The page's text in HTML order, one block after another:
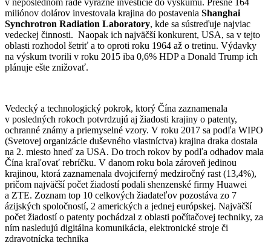
v neposlednom rade výrazné investície do výskumu. Presne 164
miliónov dolárov investovala krajina do postavenia Shanghai
Synchrotron Radiation Laboratory, kde sa sústreďuje najviac
vedeckej činnosti. Naopak ich najväčší konkurent, USA, sa v tejto
oblasti rozhodol šetriť a to oproti roku 1964 až o tretinu. Výdavky
na výskum tvorili v roku 2015 iba 0,6% HDP a Donald Trump ich
plánuje ešte znižovať.
Vedecký a technologický pokrok, ktorý Čína zaznamenala
v posledných rokoch potvrdzujú aj žiadosti krajiny o patenty,
ochranné známy a priemyselné vzory. V roku 2017 sa podľa WIPO
(Svetovej organizácie duševného vlastníctva) krajina draka dostala
na 2. miesto hneď za USA. Do troch rokov by podľa odhadov mala
Čína kraľovať rebríčku. V danom roku bola zároveň jedinou
krajinou, ktorá zaznamenala dvojciferný medziročný rast (13,4%),
pričom najväčší počet žiadostí podali shenzenské firmy Huawei
a ZTE. Zoznam top 10 celkových žiadateľov pozostáva zo 7
ázijských spoločností, 2 amerických a jednej európskej. Najväčší
počet žiadostí o patenty pochádzal z oblasti počítačovej techniky, za
ním nasledujú digitálna komunikácia, elektronické stroje či
zdravotnícka technika